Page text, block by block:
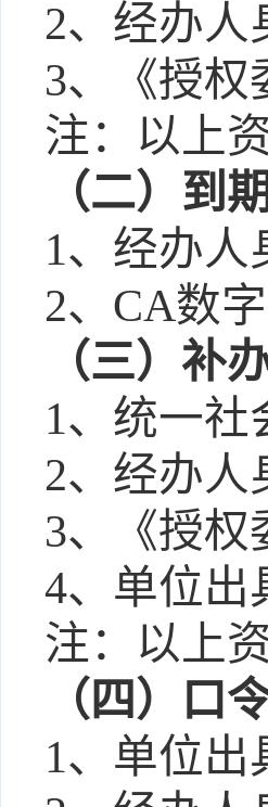
2、 经办人
3、
《授
注：以上
（二） 到
1、 经办人
2、 CA数
（三） 补
1、 统一社
2、 经办人
3、
《授
4、 单位出
注：以上
（ 四 ）
口
1、 单位出